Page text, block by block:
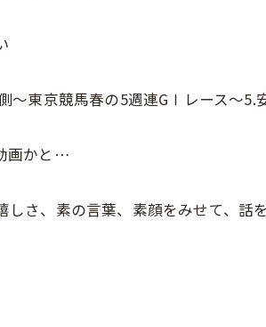
〜東京競馬春の5週連GⅠレース〜
画かと…
しさ、素の言葉、素顔をみせて、話